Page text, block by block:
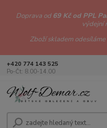
Doprava od69 Kč od PPL
výdejní
Zboží skladem
+420 774 143 525
Po-Čt: 8.00-14.00